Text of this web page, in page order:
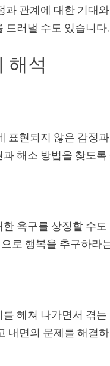
과 관계에 대한 기대
드러낼 수도 있습니다.
해석
표현되지 않은 감정
해소 방법을 찾도
욕구를 상징할 수
로 행복을 추구하라
헤쳐 나가면서 겪
내면의 문제를 해결